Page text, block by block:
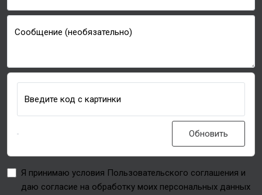
Сообщение (необязательно)
Введите код с картинки
Обновить
Я принимаю условия Пользовательского соглашения и
даю согласие на обработку моих персональных данных